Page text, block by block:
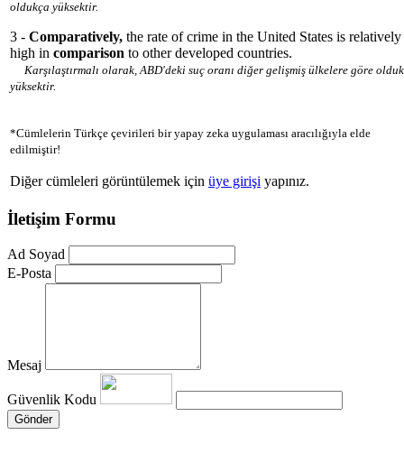
oldukça yüksektir.
3 - Comparatively, the rate of crime in the United States is relatively
high in comparison to other developed countries.
Karşılaştırmalı olarak, ABD'deki suç oranı diğer gelişmiş ülkelere göre
yüksektir.
*Cümlelerin Türkçe çevirileri bir yapay zeka uygulaması aracılığıyla elde
edilmiştir!
Diğer cümleleri görüntülemek için üye girişi yapınız.
İletişim Formu
Ad Soyad
E-Posta
Mesaj
Güvenlik Kodu
Gönder